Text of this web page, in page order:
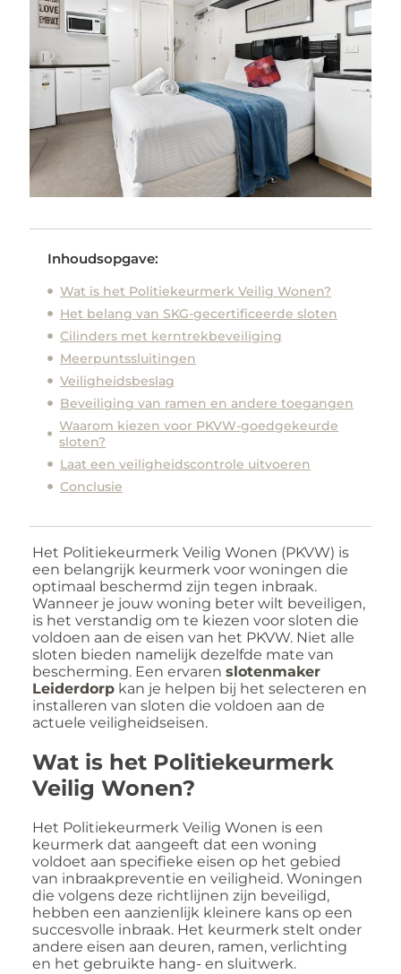
Inhoudsopgave:
Wat is het Politiekeurmerk Veilig Wonen?
Het belang van SKG-gecertificeerde sloten
Cilinders met kerntrekbeveiliging
Meerpuntssluitingen
Veiligheidsbeslag
Beveiliging van ramen en andere toegangen
Waarom kiezen voor PKVW-goedgekeurde
sloten?
Laat een veiligheidscontrole uitvoeren
Conclusie
Het Politiekeurmerk Veilig Wonen (PKVW) is
een belangrijk keurmerk voor woningen die
optimaal beschermd zijn tegen inbraak.
Wanneer je jouw woning beter wilt beveiligen,
is het verstandig om te kiezen voor sloten die
voldoen aan de eisen van het PKVW. Niet alle
sloten bieden namelijk dezelfde mate van
bescherming. Een ervaren slotenmaker
Leiderdorp kan je helpen bij het selecteren en
installeren van sloten die voldoen aan de
actuele veiligheidseisen.
Wat is het Politiekeurmerk
Veilig Wonen?
Het Politiekeurmerk Veilig Wonen is een
keurmerk dat aangeeft dat een woning
voldoet aan specifieke eisen op het gebied
van inbraakpreventie en veiligheid. Woningen
die volgens deze richtlijnen zijn beveiligd,
hebben een aanzienlijk kleinere kans op een
succesvolle inbraak. Het keurmerk stelt onder
andere eisen aan deuren, ramen, verlichting
en het gebruikte hang- en sluitwerk.